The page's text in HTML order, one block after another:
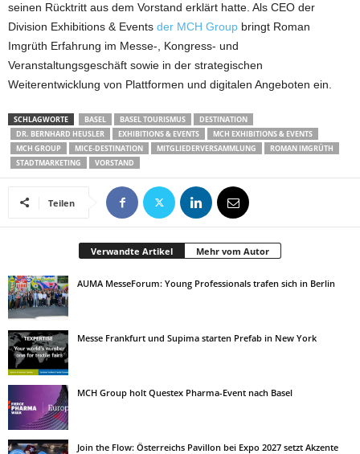
seinen Rücktritt aus dem Vorstand erklärt hatte. Als CEO der
Division Exhibitions & Events der MCH Group bringt Roman
Imgrüth Erfahrung im Messe-, Kongress- und
Veranstaltungsgeschäft sowie in der strategischen
Weiterentwicklung von Plattformen und digitalen Angeboten ein.
SCHLAGWORTE BASEL BASEL TOURISMUS
DESTINATION
DR. BERNHARD HEUSLER
EXHIBITIONS & EVENTS
MCH EXHIBITIONS & EVENTS
MCH GROUP
MICE-DESTINATION MITGLIEDERVERSAMMLUNG
ROMAN IMGRÜTH
STADTMARKETING
VORSTAND
Teilen
Verwandte Artikel Mehr vom Autor
AUMA MesseForum: Young Professionals trafen sich in Berlin
Messe Frankfurt und Supima starten Prefab in New York
MCH Group holt Questex Pharma-Event nach Basel
Join the Flow: Österreichs Pavillon bei Expo 2027 setzt Akzente